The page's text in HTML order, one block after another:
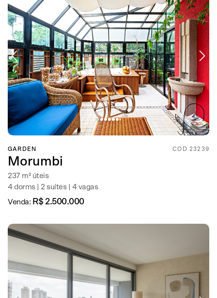
GARDEN COD 23239
Morumbi
237 m² úteis
4 dorms | 2 suítes | 4 vagas
Venda: R$ 2.500.000